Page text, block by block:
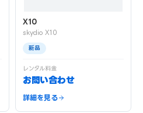
X10
skydio X10
新品
レンタル料金
お問い合わせ
詳細を見る